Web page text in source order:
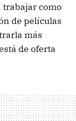
trabajar como
de películas
más
de oferta